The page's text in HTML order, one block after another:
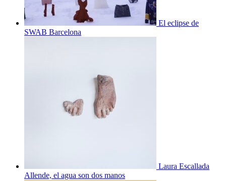
El eclipse de
SWAB Barcelona
Laura Escallada
Allende, el agua son dos manos